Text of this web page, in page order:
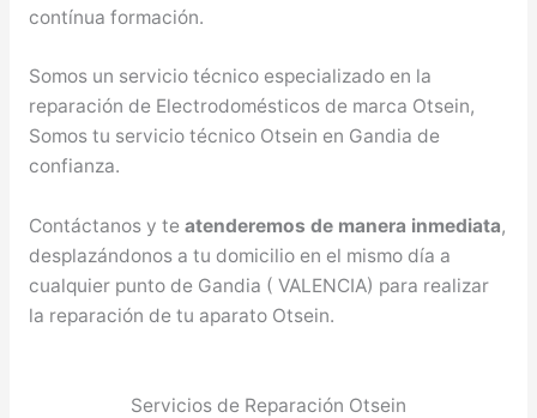
contínua formación.
Somos un servicio técnico especializado en la
reparación de Electrodomésticos de marca Otsein,
Somos tu servicio técnico Otsein en Gandia de
confianza.
Contáctanos y te atenderemos de manera inmediata,
desplazándonos a tu domicilio en el mismo día a
cualquier punto de Gandia ( VALENCIA) para realizar
la reparación de tu aparato Otsein.
Servicios de Reparación Otsein